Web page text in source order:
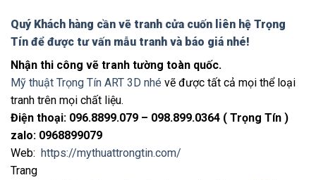
Quý Khách hàng cần vẽ tranh cửa cuốn liên hệ Trọng
Tín để được tư vấn mẫu tranh và báo giá nhé!
Nhận thi công vẽ tranh tường toàn quốc.
Mỹ thuật Trọng Tín ART 3D nhé vẽ được tất cả mọi thể loại
tranh trên mọi chất liệu.
Điện thoại: 096.8899.079 – 098.899.0364 ( Trọng Tín )
zalo: 0968899079
Web: https://mythuattrongtin.com/
Trang